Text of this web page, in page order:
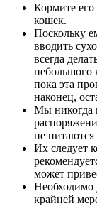
Кормите
кошек.
Поскольку
вводить
всегда
небольшого
пока эта
наконец,
Мы никогда
не
Их следует
может
Необходимо
крайней